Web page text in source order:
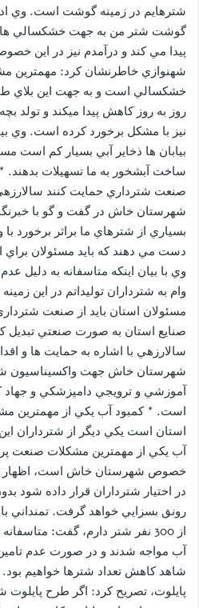
شترهايم در زمينه گوشت است. وي
گوشت شتر من به جهت خشكسالي
پيدا مي كند و درآمدم نيز در اين
شهنوازي خاطرنشان كرد: مهمترين
خشكسالي است و به جهت اين بلاي
روز به روز كاهش پيدا ميكند و تولد
نيز با مشكل برخورد كرده است. وي
بيابان ها ذخاير آبي بسيار كم است
ساخت آبشخور به ما تسهيلات بدهند. *
صنعت شترداري حمايت كنند
شهرستان خاش در گفت و گو با
بسياري از شترهاي ما براثر برخورد با
دست مي دهند كه بايد مسئولان براي
وي با بيان اينكه متاسفانه به دليل
وام به شترداران توليداتم در اين
مسئولان استان بايد از صنعت
صنايع استان به صورت صنعتي تبديل
سالارزهي با اشاره به حمايت ها و
شهرستان خاش جهت واكسيناسيون
آموزشي و ترويجي دامپزشكي و جهاد
است. * كمبود آب يكي از مهمترين
استان است يكي ديگر از شترداران
آب يكي از مهمترين مشكلات صنعت
خصوص شهرستان خاش است، اظهار
در اختيار شترداران قرار داده
رونق بسزايي خواهد گرفت. تمنداني
از 300 نفر شتر دارم، گفت:
آب مواجه شدند و در صورت عدم تامين
شاهد كاهش تعداد شترها خواهيم بود.
پايلوت، تصريح كرد: اگر طرح